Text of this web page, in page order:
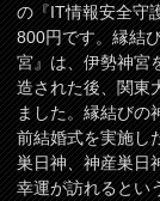
の『IT情報安全守
800円です。縁結
宮』は、伊勢神宮
造された後、関東
ました。縁結びの
前結婚式を実施し
巣日神、神産巣日
幸運が訪れるとい